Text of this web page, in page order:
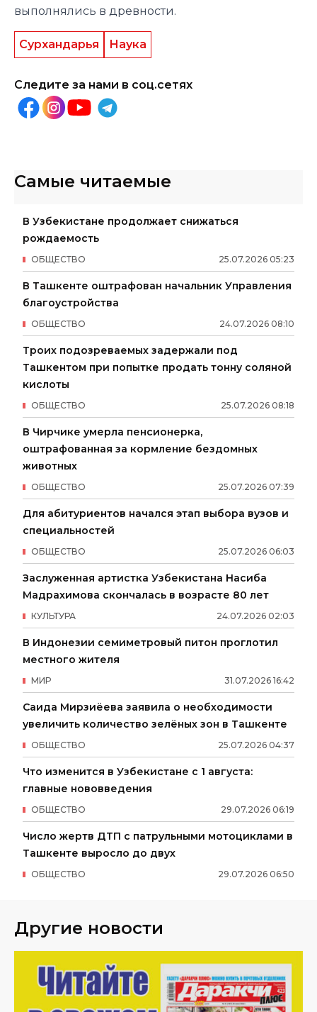
выполнялись в древности.
Сурхандарья Наука
Следите за нами в соц.сетях
Самые читаемые
В Узбекистане продолжает снижаться
рождаемость
25.07.2026 05:23
ОБЩЕСТВО
В Ташкенте оштрафован начальник Управления
благоустройства
24.07.2026 08:10
ОБЩЕСТВО
Троих подозреваемых задержали под
Ташкентом при попытке продать тонну соляной
кислоты
25.07.2026 08:18
ОБЩЕСТВО
В Чирчике умерла пенсионерка,
оштрафованная за кормление бездомных
животных
25.07.2026 07:39
ОБЩЕСТВО
Для абитуриентов начался этап выбора вузов и
специальностей
25.07.2026 06:03
ОБЩЕСТВО
Заслуженная артистка Узбекистана Насиба
Мадрахимова скончалась в возрасте 80 лет
24.07.2026 02:03
КУЛЬТУРА
В Индонезии семиметровый питон проглотил
местного жителя
31.07.2026 16:42
МИР
Саида Мирзиёева заявила о необходимости
увеличить количество зелёных зон в Ташкенте
25.07.2026 04:37
ОБЩЕСТВО
Что изменится в Узбекистане с 1 августа:
главные нововведения
29.07.2026 06:19
ОБЩЕСТВО
Число жертв ДТП с патрульными мотоциклами в
Ташкенте выросло до двух
29.07.2026 06:50
ОБЩЕСТВО
Другие новости